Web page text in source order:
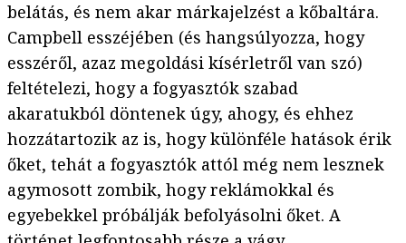
belátás, és nem akar márkajelzést a kőbaltára.
Campbell esszéjében (és hangsúlyozza, hogy
esszéről, azaz megoldási kísérletről van szó)
feltételezi, hogy a fogyasztók szabad
akaratukból döntenek úgy, ahogy, és ehhez
hozzátartozik az is, hogy különféle hatások érik
őket, tehát a fogyasztók attól még nem lesznek
agymosott zombik, hogy reklámokkal és
egyebekkel próbálják befolyásolni őket. A